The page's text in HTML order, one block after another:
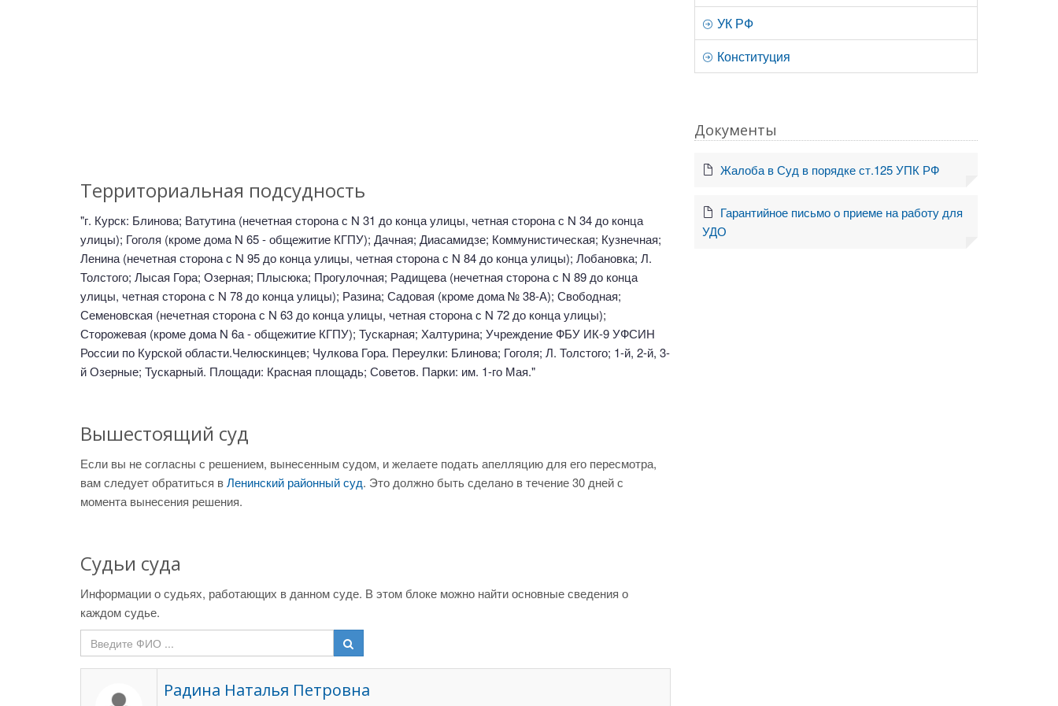
Территориальная подсудность
"г. Курск: Блинова; Ватутина (нечетная сторона с N 31 до конца улицы, четная сторона с N 34 до конца
улицы); Гоголя (кроме дома N 65 - общежитие КГПУ); Дачная; Диасамидзе; Коммунистическая; Кузнечная;
Ленина (нечетная сторона с N 95 до конца улицы, четная сторона с N 84 до конца улицы); Лобановка; Л.
Толстого; Лысая Гора; Озерная; Плысюка; Прогулочная; Радищева (нечетная сторона с N 89 до конца
улицы, четная сторона с N 78 до конца улицы); Разина; Садовая (кроме дома № 38-А); Свободная;
Семеновская (нечетная сторона с N 63 до конца улицы, четная сторона с N 72 до конца улицы);
Сторожевая (кроме дома N 6а - общежитие КГПУ); Тускарная; Халтурина; Учреждение ФБУ ИК-9 УФСИН
России по Курской области.Челюскинцев; Чулкова Гора. Переулки: Блинова; Гоголя; Л. Толстого; 1-й, 2-й, 3-
й Озерные; Тускарный. Площади: Красная площадь; Советов. Парки: им. 1-го Мая."
Вышестоящий суд
Если вы не согласны с решением, вынесенным судом, и желаете подать апелляцию для его пересмотра,
вам следует обратиться вЛенинский районный суд. Это должно быть сделано в течение 30 дней с
момента вынесения решения.
Судьи суда
Информации о судьях, работающих в данном суде. В этом блоке можно найти основные сведения о
каждом судье.
Радина Наталья Петровна
УК РФ
Конституция
Документы
Жалоба в Суд в порядке ст.125 УПК РФ
Гарантийное письмо о приеме на работу для
УДО